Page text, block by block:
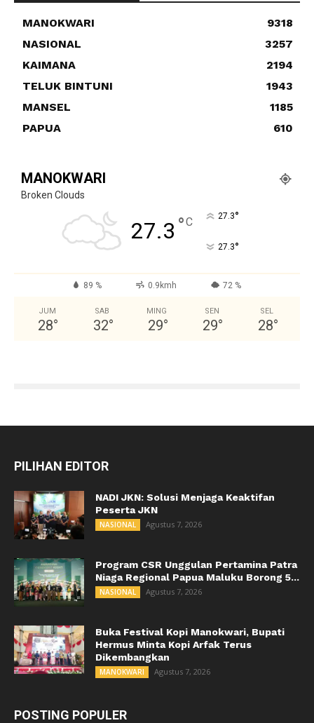
MANOKWARI
9318
NASIONAL
3257
KAIMANA
2194
TELUK BINTUNI
1943
MANSEL
1185
PAPUA
610
MANOKWARI
Broken Clouds
27.3 °C 27.3°
27.3°
89 % 0.9kmh 72 %
JUM
28°
SAB
32°
MING
29°
SEN
29°
SEL
28°
PILIHAN EDITOR
NADI JKN: Solusi Menjaga Keaktifan
Peserta JKN
NASIONAL Agustus 7, 2026
Program CSR Unggulan Pertamina Patra
Niaga Regional Papua Maluku Borong 5...
NASIONAL Agustus 7, 2026
Buka Festival Kopi Manokwari, Bupati
Hermus Minta Kopi Arfak Terus
Dikembangkan
MANOKWARI Agustus 7, 2026
POSTING POPULER